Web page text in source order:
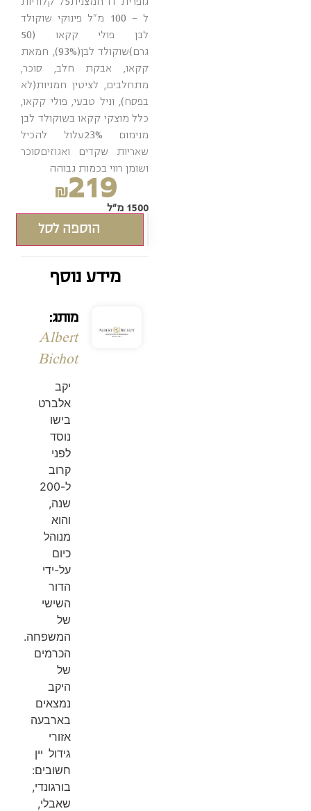
ל – 100 מ"ל פינוקי שוקולד
לבן פולי קקאו (50
גרם)שוקולד לבן(93%), חמאת
קקאו, אבקת חלב, סוכר,
מתחלבים, לציטין חמניות(לא
בפסח), וניל טבעי, פולי קקאו,
כלל מוצקי קקאו בשוקולד לבן
מנימום 23%עלול להכיל
שאריות שקדים ואגוזיםסוכר
ושומן רווי בכמות גבוהה
₪219
1500 מ"ל
הוספה לסל
מידע נוסף
מותג:
Albert
Bichot
יקב
אלברט
בישו
נוסד
לפני
קרוב
ל-200
שנה,
והוא
מנוהל
כיום
על-ידי
הדור
השישי
של
המשפחה.
הכרמים
של
היקב
נמצאים
בארבעה
אזורי
גידול יין
חשובים:
בורגונדי,
שאבלי,